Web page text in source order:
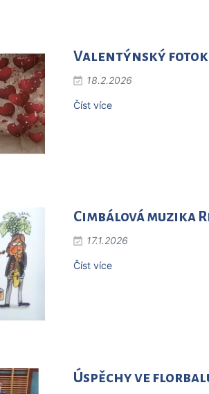
Valentýnský
18.2.2026
Číst více
Cimbálová muzika
17.1.2026
Číst více
Úspěchy ve